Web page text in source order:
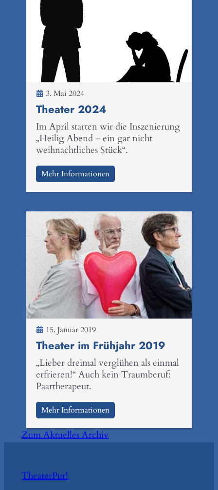
3. Mai 2024
Theater 2024
Im April starten wir die Inszenierung
„Heilig Abend – ein gar nicht
weihnachtliches Stück“.
Mehr Informationen
15. Januar 2019
Theater im Frühjahr 2019
„Lieber dreimal verglühen als einmal
erfrieren!“ Auch kein Traumberuf:
Paartherapeut.
Mehr Informationen
Zum Aktuelles Archiv
TheaterPur!